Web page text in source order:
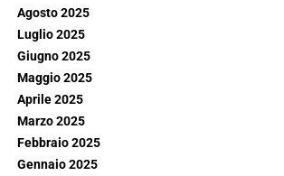
Agosto 2025
Luglio 2025
Giugno 2025
Maggio 2025
Aprile 2025
Marzo 2025
Febbraio 2025
Gennaio 2025